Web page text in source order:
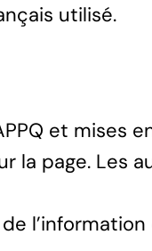
utilisé.
et mises
la page. Les